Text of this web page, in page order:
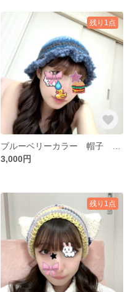
残り1点
3,000円
残り1点